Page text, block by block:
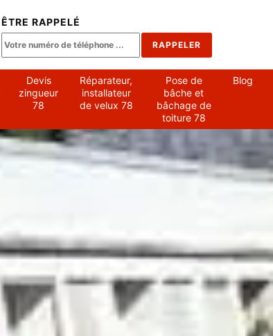
ÊTRE RAPPELÉ
Devis
zingueur
78
Réparateur,
installateur
de velux 78
Pose de
bâche et
bâchage de
toiture 78
Blog